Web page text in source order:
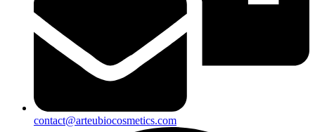
contact@arteubiocosmetics.com